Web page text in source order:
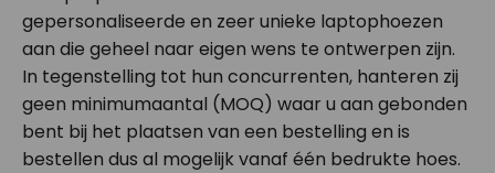
gepersonaliseerde en zeer unieke laptophoezen
aan die geheel naar eigen wens te ontwerpen zijn.
In tegenstelling tot hun concurrenten, hanteren zij
geen minimumaantal (MOQ) waar u aan gebonden
bent bij het plaatsen van een bestelling en is
bestellen dus al mogelijk vanaf één bedrukte hoes.